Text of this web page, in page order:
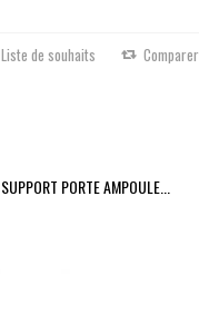
Liste de souhaits Comparer
SUPPORT PORTE AMPOULE...